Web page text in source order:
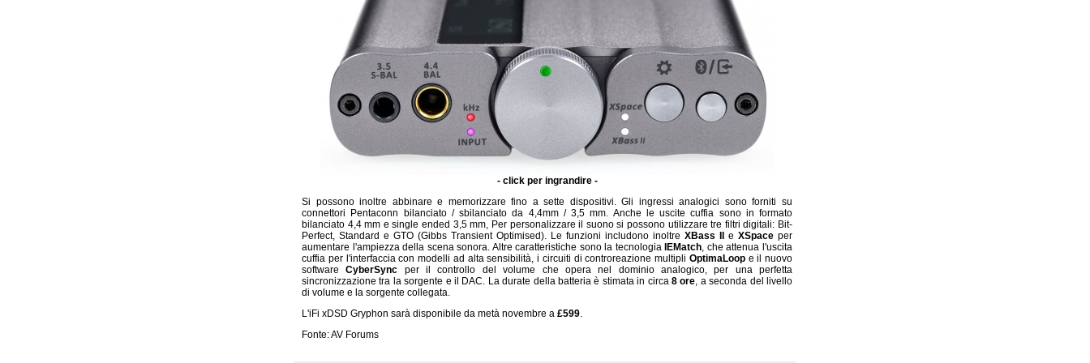
- click per ingrandire -
Si possono inoltre abbinare e memorizzare fino a sette dispositivi. Gli ingressi analogici sono forniti su
connettori Pentaconn bilanciato / sbilanciato da 4,4mm / 3,5 mm. Anche le uscite cuffia sono in formato
bilanciato 4,4 mm e single ended 3,5 mm, Per personalizzare il suono si possono utilizzare tre filtri digitali: Bit-
Perfect, Standard e GTO (Gibbs Transient Optimised). Le funzioni includono inoltre XBass II e XSpace per
aumentare l'ampiezza della scena sonora. Altre caratteristiche sono la tecnologia IEMatch, che attenua l'uscita
cuffia per l'interfaccia con modelli ad alta sensibilità, i circuiti di controreazione multipli OptimaLoope il nuovo
softwareCyberSync per il controllo del volume che opera nel dominio analogico, per una perfetta
sincronizzazione tra la sorgente e il DAC. La durate della batteria è stimata in circa 8 ore, a seconda del livello
di volume e la sorgente collegata.
L'iFi xDSD Gryphon sarà disponibile da metà novembre a £599.
Fonte: AV Forums